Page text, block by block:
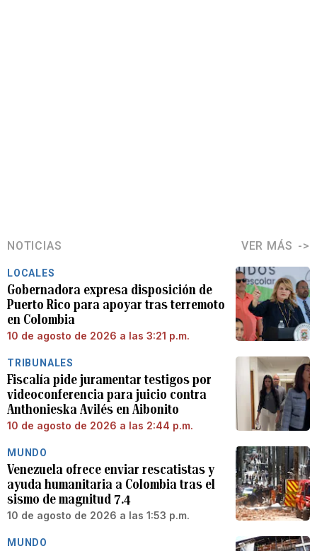
NOTICIAS VER MÁS
LOCALES
Gobernadora expresa disposición de
Puerto Rico para apoyar tras terremoto
en Colombia
10 de agosto de 2026 a las 3:21 p.m.
TRIBUNALES
Fiscalía pide juramentar testigos por
videoconferencia para juicio contra
Anthonieska Avilés en Aibonito
10 de agosto de 2026 a las 2:44 p.m.
MUNDO
Venezuela ofrece enviar rescatistas y
ayuda humanitaria a Colombia tras el
sismo de magnitud 7.4
10 de agosto de 2026 a las 1:53 p.m.
MUNDO